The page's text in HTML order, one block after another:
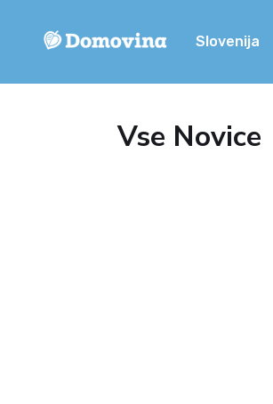
Slovenija
Vse Novice